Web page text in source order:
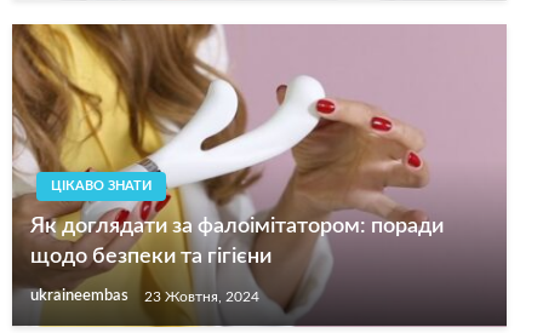
ЦІКАВО ЗНАТИ
Як доглядати за фалоімітатором: поради
щодо безпеки та гігієни
ukraineembas 23 Жовтня, 2024